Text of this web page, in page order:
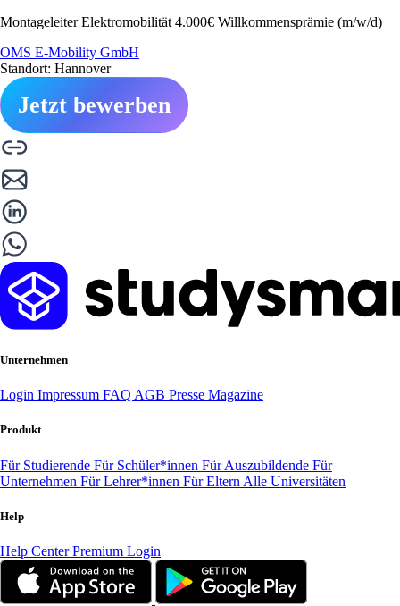
Montageleiter Elektromobilität 4.000€ Willkommensprämie (m/w/d)
OMS E-Mobility GmbH
Standort: Hannover
Jetzt bewerben
Unternehmen
Login Impressum FAQ AGB Presse Magazine
Produkt
Für Studierende Für Schüler*innen Für Auszubildende Für
Unternehmen Für Lehrer*innen Für Eltern Alle Universitäten
Help
Help CenterPremium Login